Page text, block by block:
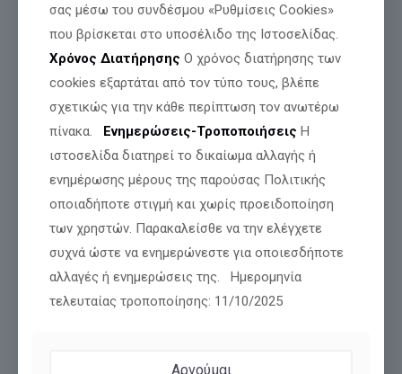
ΑΡΝΟΥΝΤΑΙ ΤΗΝ ΑΠΟΖΗΜΙΩΣΗ! ΕΝΩ ΤΟΥ
ΠΗΡΑΝ ΤΑ ΖΩΑ… ΕΛΕΟΣ!
Το σύστημα είναι ψυχρό και εκδικητικό. Ενώ συνεχίζεται η
καταστροφή του πρωτογενούς τομέα, ενώ χιλιάδες
αιγοπρόβατα οδηγούνται στη θανάτωση στη Μυτιλήνη και
αλλού, μαθαίνω ότι ο
[…]
Διαβάστε περισσότερα
σας μέσω του συνδέσμου «Ρυθμίσεις Cookies»
που βρίσκεται στο υποσέλιδο της Ιστοσελίδας.
Χρόνος Διατήρησης Ο χρόνος διατήρησης των
cookies εξαρτάται από τον τύπο τους, βλέπε
σχετικώς για την κάθε περίπτωση τον ανωτέρω
πίνακα. Ενημερώσεις-Τροποποιήσεις Η
ιστοσελίδα διατηρεί το δικαίωμα αλλαγής ή
ενημέρωσης μέρους της παρούσας Πολιτικής
οποιαδήποτε στιγμή και χωρίς προειδοποίηση
των χρηστών. Παρακαλείσθε να την ελέγχετε
συχνά ώστε να ενημερώνεστε για οποιεσδήποτε
αλλαγές ή ενημερώσεις της. Ημερομηνία
τελευταίας τροποποίησης: 11/10/2025
Αρνούμαι